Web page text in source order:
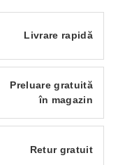
Livrare rapidă
Preluare gratuită
în magazin
Retur gratuit